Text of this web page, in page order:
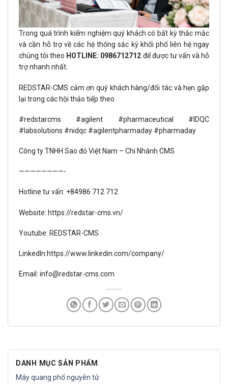
DANH MỤC SẢN PHẨM
Máy quang phổ nguyên tử
Trong quá trình kiểm nghiệm quý khách có bất kỳ thắc mắc
và cần hỗ trợ về các hệ thống sắc ký khối phổ liên hệ ngay
chúng tôi theo HOTLINE: 0986712712 để được tư vấn và hỗ
trợ nhanh nhất.
REDSTAR-CMS cảm ơn quý khách hàng/đối tác và hẹn gặp
lại trong các hội thảo tiếp theo.
#redstarcms #agilent #pharmaceutical
#IDQC
#labsolutions #nidqc #agilentpharmaday #pharmaday
Công ty TNHH Sao đỏ Việt Nam – Chi Nhánh CMS
————————-
Hotline tư vấn: +84986 712 712
Website: https://redstar-cms.vn/
Youtube: REDSTAR-CMS
Linkedln:https://www.linkedin.com/company/
Email: info@redstar-cms.com